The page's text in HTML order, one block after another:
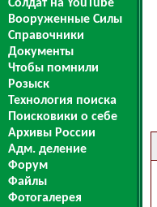
Солдат на YouTube
Вооруженные Силы
Справочники
Документы
Чтобы помнили
Розыск
Технология поиска
Поисковики о себе
Архивы России
Адм. деление
Форум
Файлы
Фотогалерея